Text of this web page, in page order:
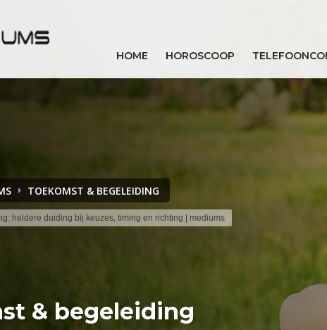
HOME HOROSCOOP
TOEKOMST & BEGELEIDING
heldere duiding bij keuzes, timing en richting | mediums
& begeleiding